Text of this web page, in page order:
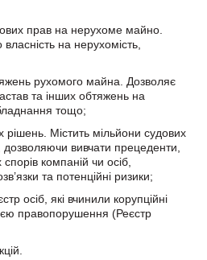
прав на нерухоме майно.
на нерухомість,
рухомого майна. Дозволяє
та інших обтяжень на
тощо;
Містить мільйони судових
дозволяючи вивчати прецеденти,
компаній чи осіб,
та потенційні ризики;
осіб, які вчинили корупційні
правопорушення (Реєстр